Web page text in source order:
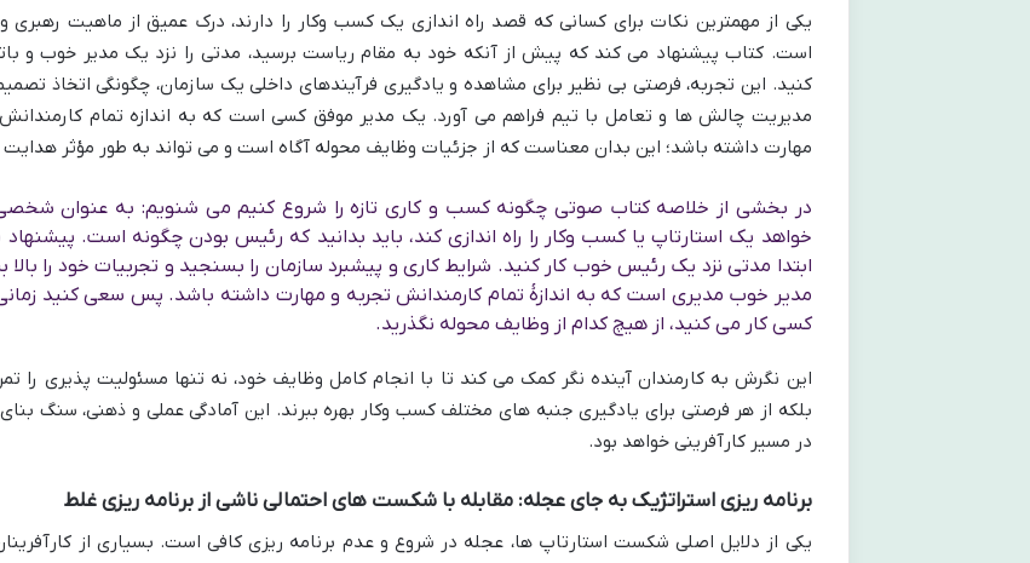
یکی از مهمترین نکات برای کسانی که قصد راه اندازی یک کسب وکار را دارند، درک عمیق از ماهیت رهبری
است. کتاب پیشنهاد می کند که پیش از آنکه خود به مقام ریاست برسید، مدتی را نزد یک مدیر خوب و
کنید. این تجربه، فرصتی بی نظیر برای مشاهده و یادگیری فرآیندهای داخلی یک سازمان، چگونگی اتخاذ
مدیریت چالش ها و تعامل با تیم فراهم می آورد. یک مدیر موفق کسی است که به اندازه تمام
مهارت داشته باشد؛ این بدان معناست که از جزئیات وظایف محوله آگاه است و می تواند به طور مؤثر هدایت
در بخشی از خلاصه کتاب صوتی چگونه کسب و کاری تازه را شروع کنیم می شنویم: به عنوان
خواهد یک استارتاپ یا کسب وکار را راه اندازی کند، باید بدانید که رئیس بودن چگونه است.
ابتدا مدتی نزد یک رئیس خوب کار کنید. شرایط کاری و پیشبرد سازمان را بسنجید و تجربیات خود را بالا
مدیر خوب مدیری است که به اندازهٔ تمام کارمندانش تجربه و مهارت داشته باشد. پس سعی کنید
کسی کار می کنید، از هیچ کدام از وظایف محوله نگذرید.
این نگرش به کارمندان آینده نگر کمک می کند تا با انجام کامل وظایف خود، نه تنها مسئولیت پذیری را
بلکه از هر فرصتی برای یادگیری جنبه های مختلف کسب وکار بهره ببرند. این آمادگی عملی و ذهنی، سنگ
در مسیر کارآفرینی خواهد بود.
برنامه ریزی استراتژیک به جای عجله: مقابله با شکست های احتمالی ناشی از برنامه ریزی غلط
یکی از دلایل اصلی شکست استارتاپ ها، عجله در شروع و عدم برنامه ریزی کافی است. بسیاری از